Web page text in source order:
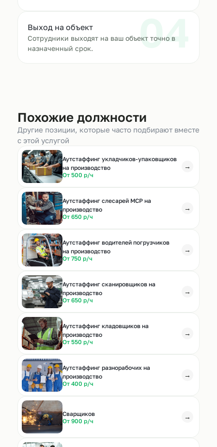
04
Выход на объект
Сотрудники выходят на ваш объект точно в
назначенный срок.
Похожие должности
Другие позиции, которые часто подбирают вместе
с этой услугой
Аутстаффинг укладчиков-упаковщиков
на производство
От 500 р/ч
→
Аутстаффинг слесарей МСР на
производство
От 650 р/ч
→
Аутстаффинг водителей погрузчиков
на производство
От 750 р/ч
→
Аутстаффинг сканировщиков на
производство
От 650 р/ч
→
Аутстаффинг кладовщиков на
производство
От 550 р/ч
→
Аутстаффинг разнорабочих на
производство
От 400 р/ч
→
Cварщиков
От 900 р/ч
→